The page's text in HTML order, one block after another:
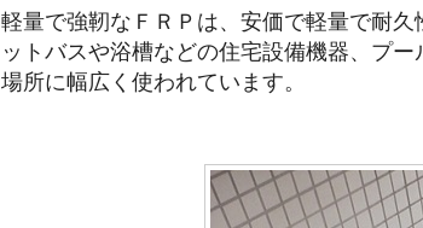
軽量で強靭なＦＲＰは、安価で軽量で耐
ットバスや浴槽などの住宅設備機器、プ
場所に幅広く使われています。